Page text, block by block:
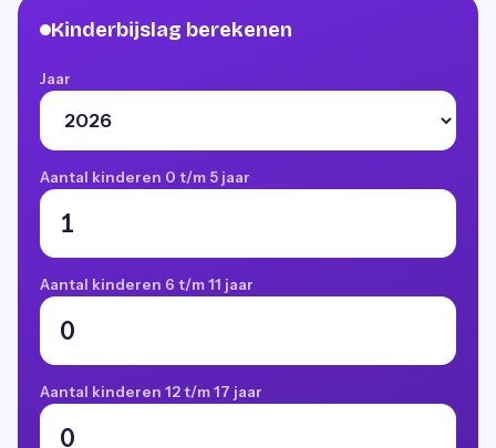
Kinderbijslag berekenen
Jaar
Aantal kinderen 0 t/m 5 jaar
Aantal kinderen 6 t/m 11 jaar
Aantal kinderen 12 t/m 17 jaar